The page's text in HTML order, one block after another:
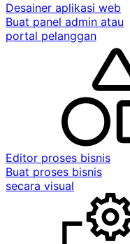
Desainer aplikasi web
Buat panel admin atau
portal pelanggan
Editor proses bisnis
Buat proses bisnis
secara visual